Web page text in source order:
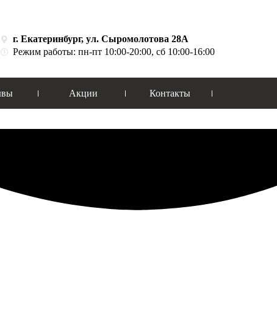
г. Екатеринбург, ул. Сыромолотова 28А
Режим работы: пн-пт 10:00-20:00, сб 10:00-16:00
Акции Контакты